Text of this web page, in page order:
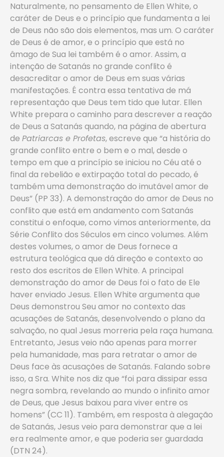
Naturalmente, no pensamento de Ellen White, o
caráter de Deus e o princípio que fundamenta a lei
de Deus não são dois elementos, mas um. O caráter
de Deus é de amor, e o princípio que está no
âmago de Sua lei também é o amor. Assim, a
intenção de Satanás no grande conflito é
desacreditar o amor de Deus em suas várias
manifestações. É contra essa tentativa de má
representação que Deus tem tido que lutar. Ellen
White prepara o caminho para descrever a reação
de Deus a Satanás quando, na página de abertura
de Patriarcas e Profetas, escreve que “a história do
grande conflito entre o bem e o mal, desde o
tempo em que a princípio se iniciou no Céu até o
final da rebelião e extirpação total do pecado, é
também uma demonstração do imutável amor de
Deus” (PP 33). A demonstração do amor de Deus no
conflito que está em andamento com Satanás
constitui o enfoque, como vimos anteriormente, da
Série Conflito dos Séculos em cinco volumes. Além
destes volumes, o amor de Deus fornece a
estrutura teológica que dá direção e contexto ao
resto dos escritos de Ellen White. A principal
demonstração do amor de Deus foi o fato de Ele
haver enviado Jesus. Ellen White argumenta que
Deus demonstrou Seu amor no contexto das
acusações de Satanás, desenvolvendo o plano da
salvação, no qual Jesus morreria pela raça humana.
Entretanto, Jesus veio não apenas para morrer
pela humanidade, mas para retratar o amor de
Deus face às acusações de Satanás. Falando sobre
isso, a Sra. White nos diz que “foi para dissipar essa
negra sombra, revelando ao mundo o infinito amor
de Deus, que Jesus baixou para viver entre os
homens” (CC 11). Também, em resposta à alegação
de Satanás, Jesus veio para demonstrar que a lei
era realmente amor, e que poderia ser guardada
(DTN 24).